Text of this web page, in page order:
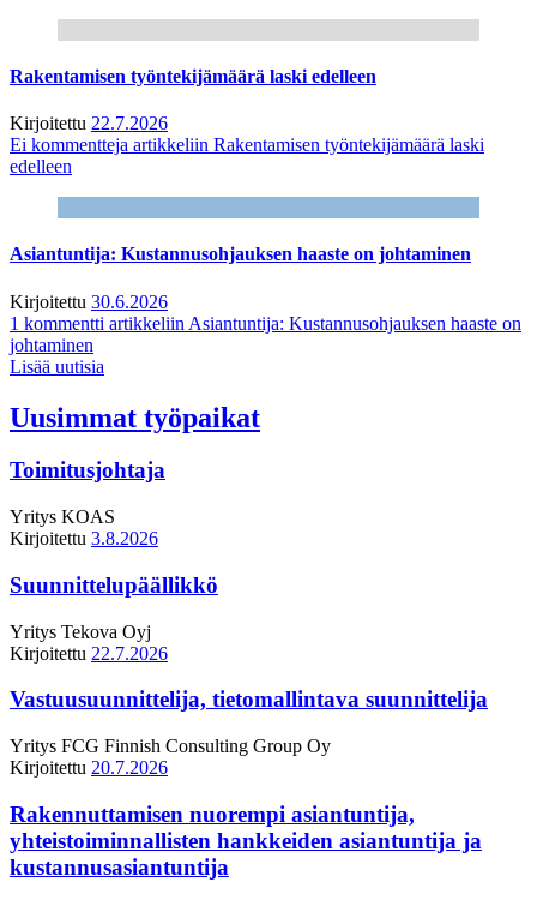
Rakentamisen työntekijämäärä laski edelleen
Kirjoitettu 22.7.2026
Ei kommentteja artikkeliin Rakentamisen työntekijämäärä laski
edelleen
Asiantuntija: Kustannusohjauksen haaste on johtaminen
Kirjoitettu 30.6.2026
1 kommentti artikkeliin Asiantuntija: Kustannusohjauksen haaste on
johtaminen
Lisää uutisia
Uusimmat työpaikat
Toimitusjohtaja
Yritys KOAS
Kirjoitettu 3.8.2026
Suunnittelupäällikkö
Yritys Tekova Oyj
Kirjoitettu 22.7.2026
Vastuusuunnittelija, tietomallintava suunnittelija
Yritys FCG Finnish Consulting Group Oy
Kirjoitettu 20.7.2026
Rakennuttamisen nuorempi asiantuntija,
yhteistoiminnallisten hankkeiden asiantuntija ja
kustannusasiantuntija